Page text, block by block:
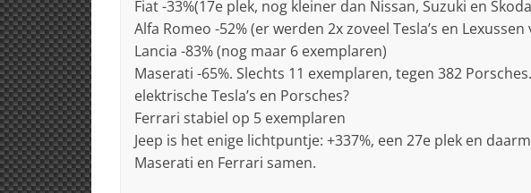
Fiat -33%(17e plek, nog kleiner dan Nissan, Suzuki en
Alfa Romeo -52% (er werden 2x zoveel Tesla’s en Lexussen
Lancia -83% (nog maar 6 exemplaren)
Maserati -65%. Slechts 11 exemplaren, tegen 382
elektrische Tesla’s en Porsches?
Ferrari stabiel op 5 exemplaren
Jeep is het enige lichtpuntje: +337%, een 27e plek en
Maserati en Ferrari samen.